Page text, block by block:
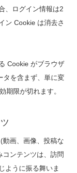
、ログイン情報は2
ン Cookie は消去さ
Cookie がブラウザ
タを含まず、単に変
期限が切れます。
動画、画像、投稿な
ンテンツは、訪問
ように振る舞いま